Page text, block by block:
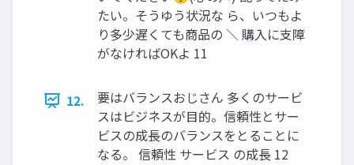
たい。そうゆう状況な ら、いつもよ
り多少遅くても商品の ＼ 購入に支障
がなければOKよ 11
12.
要はバランスおじさん 多くのサービ
スはビジネスが目的。信頼性とサー
ビスの成長のバランスをとることに
なる。 信頼性 サービス の成長 12